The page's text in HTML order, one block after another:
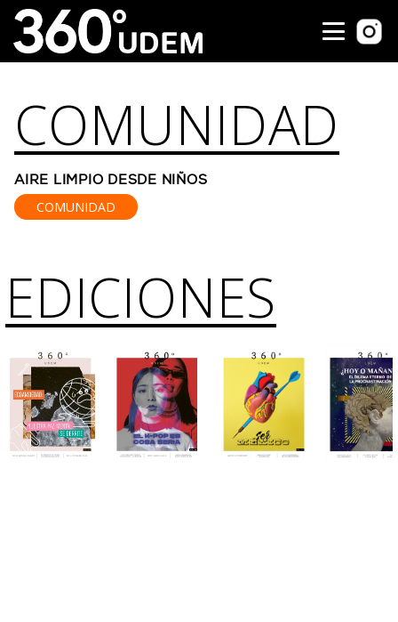
COMUNIDAD
AIRE LIMPIO DESDE NIÑOS
COMUNIDAD
EDICIONES